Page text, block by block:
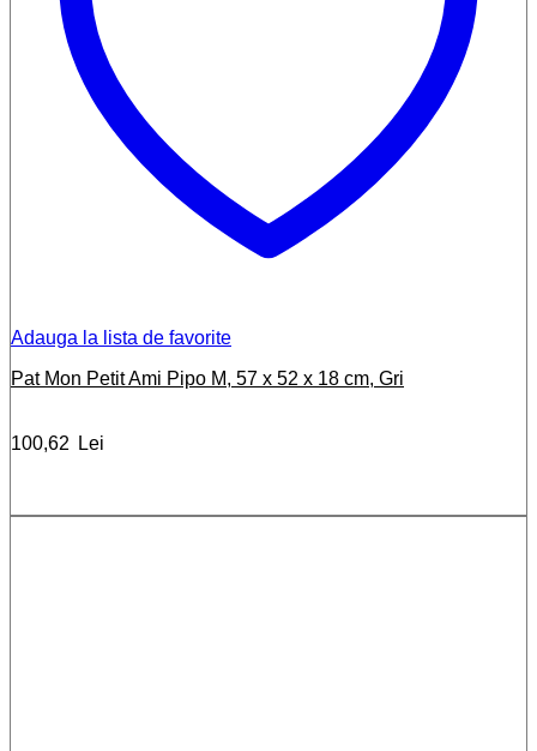
Adauga la lista de favorite
Pat Mon Petit Ami Pipo M, 57 x 52 x 18 cm, Gri
100,62 Lei